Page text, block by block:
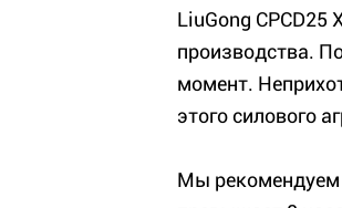
LiuGong CPCD25
производства.
момент.
этого силового
Мы рекомендуем